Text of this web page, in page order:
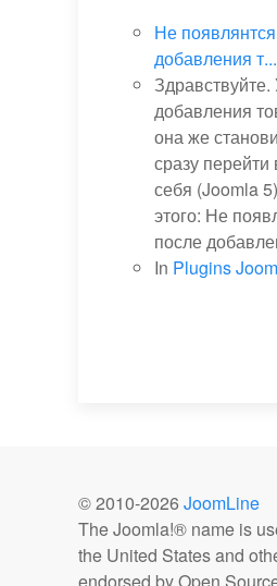
Не
добавления т...
добавления
она же
сразу перейти
себя (Joomla
этого: Не
после
In Plugins
© 2010-2026 JoomLine
The Joomla!® name is
the United States and